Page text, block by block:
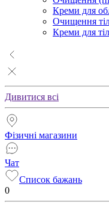
Креми для
Очищення
Креми для
Дивитися всі
Фізичні магазини
Чат
Список бажань
0